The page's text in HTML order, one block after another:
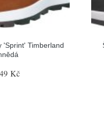
'Sprint' Timberland
Kč